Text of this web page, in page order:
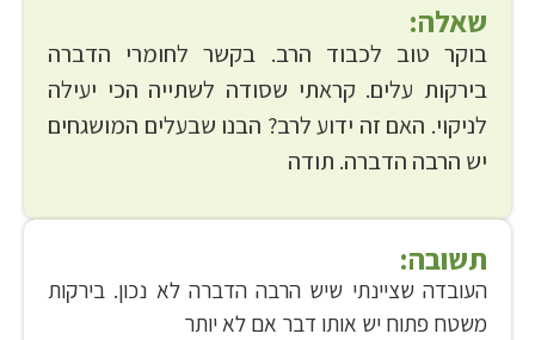
שאלה:
בוקר טוב לכבוד הרב. בקשר לחומרי הדברה
בירקות עלים. קראתי שסודה לשתייה הכי יעילה
לניקוי. האם זה ידוע לרב? הבנו שבעלים המושגחים
יש הרבה הדברה. תודה
תשובה:
העובדה שציינתי שיש הרבה הדברה לא נכון. בירקות
משטח פתוח יש אותו דבר אם לא יותר